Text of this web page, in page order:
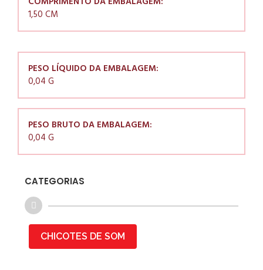
1,50 CM
PESO LÍQUIDO DA EMBALAGEM:
0,04 G
PESO BRUTO DA EMBALAGEM:
0,04 G
CATEGORIAS
CHICOTES DE SOM